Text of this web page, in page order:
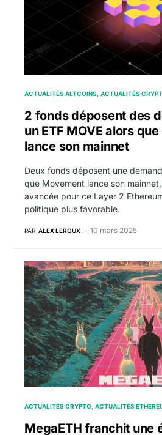
ACTUALITÉS ALTCOINS ACTUALITÉS
2 fonds déposent des
un ETF MOVE alors
lance son mainnet
Deux fonds déposent une
que Movement lance son
avancée pour ce Layer 2
politique plus favorable.
PAR ALEX LEROUX 10 mars 2025
MegaETH franchit une étape
ACTUALITÉS CRYPTO ACTUALITÉS
MegaETH franchit une